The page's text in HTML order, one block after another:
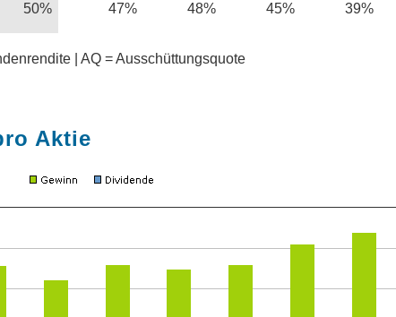
50% 47% 48% 45% 39%
| AQ = Ausschüttungsquote
Aktie